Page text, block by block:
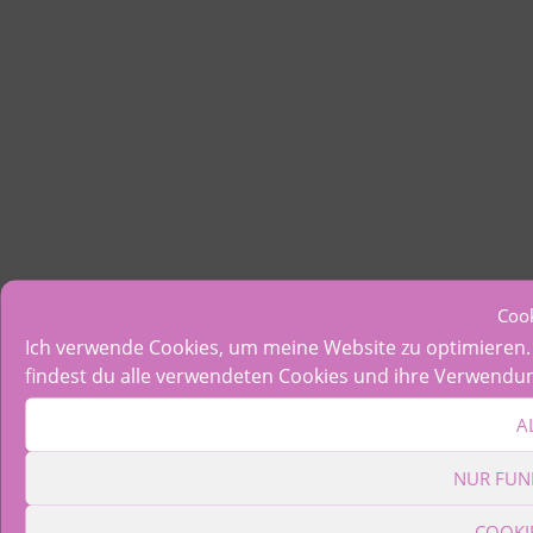
Ich verwende Cookies, um meine Website zu
findest du alle verwendeten Cookies und ihre
NUR